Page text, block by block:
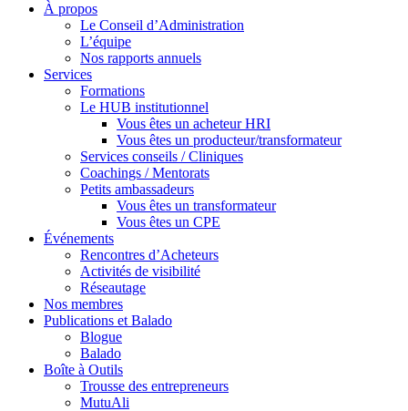
À propos
Le Conseil d’Administration
L’équipe
Nos rapports annuels
Services
Formations
Le HUB institutionnel
Vous êtes un acheteur HRI
Vous êtes un producteur/transformateur
Services conseils / Cliniques
Coachings / Mentorats
Petits ambassadeurs
Vous êtes un transformateur
Vous êtes un CPE
Événements
Rencontres d’Acheteurs
Activités de visibilité
Réseautage
Nos membres
Publications et Balado
Blogue
Balado
Boîte à Outils
Trousse des entrepreneurs
MutuAli